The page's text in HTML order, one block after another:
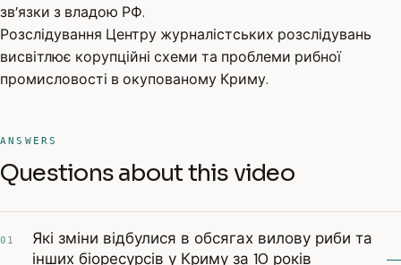
зв’язки з владою РФ.
Розслідування Центру журналістських розслідувань
висвітлює корупційні схеми та проблеми рибної
промисловості в окупованому Криму.
ANSWERS
Questions about this video
01
Які зміни відбулися в обсягах вилову риби та
інших біоресурсів у Криму за 10 років